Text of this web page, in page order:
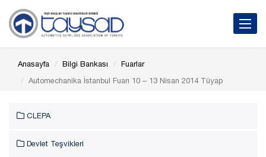
Toggle
Anasayfa Bilgi Bankası
Fuarlar
Automechanika İstanbul Fuarı 10 – 13 Nisan 2014 Tüyap
CLEPA
Devlet Teşvikleri